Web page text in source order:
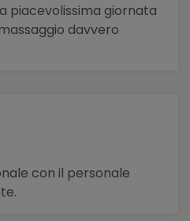
piacevolissima giornata
davvero
con il personale